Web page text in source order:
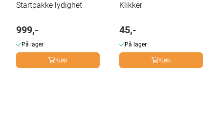
Startpakke lydighet
999,-
På lager
Kjøp
Klikker
45,-
På lager
Kjøp